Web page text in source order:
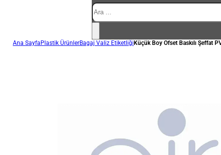
Ana SayfaPlastik ÜrünlerBagaj Valiz EtiketliğiKüçük Boy Ofset Baskılı Şeffat